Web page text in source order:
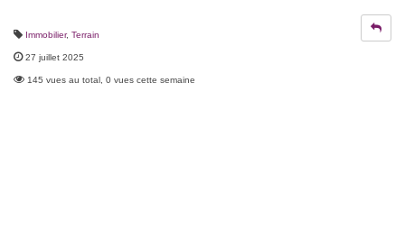
Immobilier, Terrain
27 juillet 2025
145 vues au total, 0 vues cette semaine